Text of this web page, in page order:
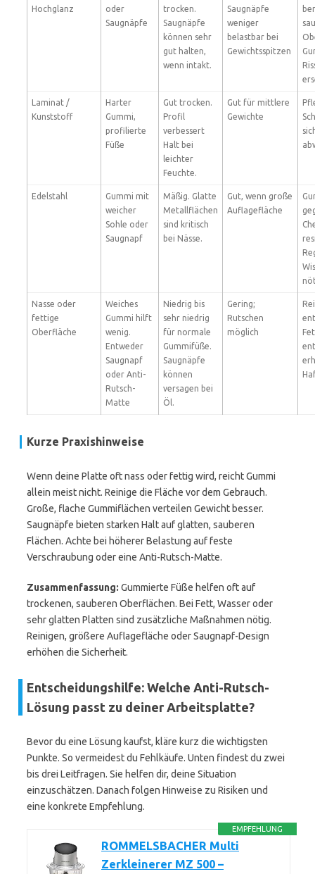
Hochglanz
oder
Saugnäpfe
trocken.
Saugnäpfe
können sehr
gut halten,
wenn intakt.
Saugnäpfe
weniger
belastbar bei
Gewichtsspitzen
Laminat /
Kunststoff
Harter
Gummi,
profilierte
Füße
Gut trocken.
Profil
verbessert
Halt bei
leichter
Feuchte.
Gut für mittlere
Gewichte
Edelstahl
Gummi mit
weicher
Sohle oder
Saugnapf
Mäßig. Glatte
Metallflächen
sind kritisch
bei Nässe.
Gut, wenn große
Auflagefläche
Nasse oder
fettige
Oberfläche
Weiches
Gummi hilft
wenig.
Entweder
Saugnapf
oder Anti-
Rutsch-
Matte
Niedrig bis
sehr niedrig
für normale
Gummifüße.
Saugnäpfe
können
versagen bei
Öl.
Gering;
Rutschen
möglich
Kurze Praxishinweise
Wenn deine Platte oft nass oder fettig wird, reicht Gummi
allein meist nicht. Reinige die Fläche vor dem Gebrauch.
Große, flache Gummiflächen verteilen Gewicht besser.
Saugnäpfe bieten starken Halt auf glatten, sauberen
Flächen. Achte bei höherer Belastung auf feste
Verschraubung oder eine Anti-Rutsch-Matte.
Zusammenfassung: Gummierte Füße helfen oft auf
trockenen, sauberen Oberflächen. Bei Fett, Wasser oder
sehr glatten Platten sind zusätzliche Maßnahmen nötig.
Reinigen, größere Auflagefläche oder Saugnapf-Design
erhöhen die Sicherheit.
Entscheidungshilfe: Welche Anti-Rutsch-
Lösung passt zu deiner Arbeitsplatte?
Bevor du eine Lösung kaufst, kläre kurz die wichtigsten
Punkte. So vermeidest du Fehlkäufe. Unten findest du zwei
bis drei Leitfragen. Sie helfen dir, deine Situation
einzuschätzen. Danach folgen Hinweise zu Risiken und
eine konkrete Empfehlung.
EMPFEHLUNG
ROMMELSBACHER Multi
Zerkleinerer MZ 500 –